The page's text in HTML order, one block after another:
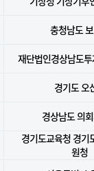
충청남도
재단법인경상남도
경기도 오
경상남도 의
경기도교육청 경기
원청